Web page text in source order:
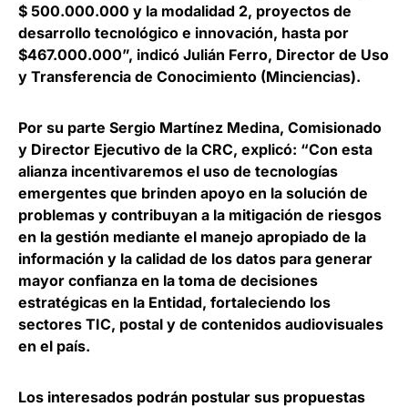
$ 500.000.000 y la modalidad 2, proyectos de
desarrollo tecnológico e innovación, hasta por
$467.000.000”, indicó Julián Ferro, Director de Uso
y Transferencia de Conocimiento (Minciencias).
Por su parte Sergio Martínez Medina, Comisionado
y Director Ejecutivo de la CRC, explicó: “Con esta
alianza incentivaremos el uso de tecnologías
emergentes que brinden apoyo en la solución de
problemas y contribuyan a la mitigación de riesgos
en la gestión mediante el manejo apropiado de la
información y la calidad de los datos para generar
mayor confianza en la toma de decisiones
estratégicas en la Entidad, fortaleciendo los
sectores TIC, postal y de contenidos audiovisuales
en el país.
Los interesados podrán postular sus propuestas